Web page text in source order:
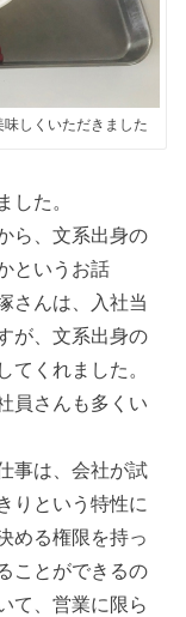
しくいただきました
した。
ら、文系出身の
というお話
さんは、入社当
が、文系出身の
てくれました。
員さんも多くい
事は、会社が試
りという特性に
める権限を持っ
ことができるの
て、営業に限ら